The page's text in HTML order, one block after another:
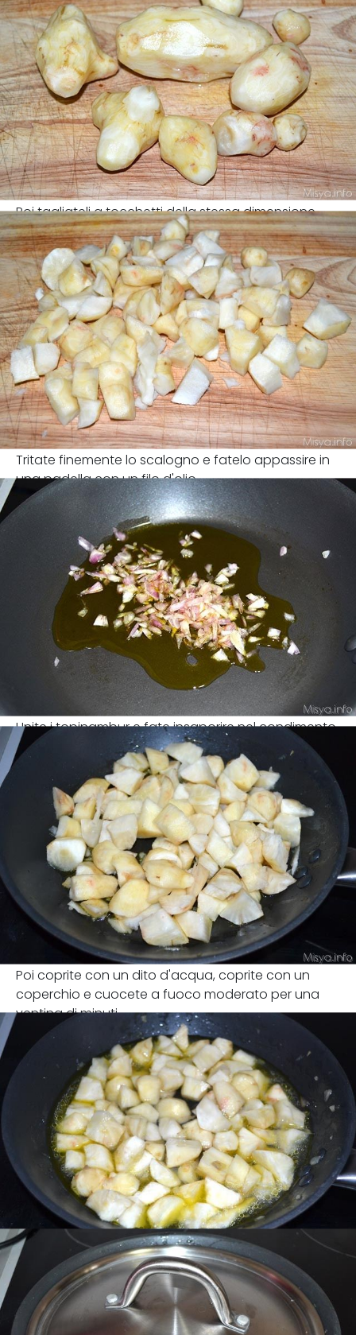
Poi tagliateli a tocchetti della stessa dimensione.
Tritate finemente lo scalogno e fatelo appassire in
una padella con un filo d'olio.
Unite i topinambur e fate insaporire nel condimento.
Poi coprite con un dito d'acqua, coprite con un
coperchio e cuocete a fuoco moderato per una
ventina di minuti.